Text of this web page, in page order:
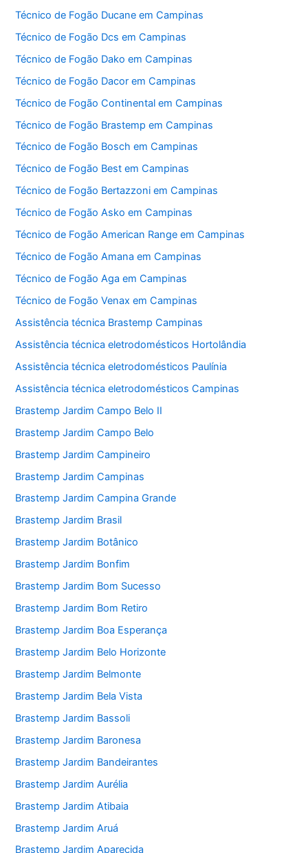
Técnico de Fogão Ducane em Campinas
Técnico de Fogão Dcs em Campinas
Técnico de Fogão Dako em Campinas
Técnico de Fogão Dacor em Campinas
Técnico de Fogão Continental em Campinas
Técnico de Fogão Brastemp em Campinas
Técnico de Fogão Bosch em Campinas
Técnico de Fogão Best em Campinas
Técnico de Fogão Bertazzoni em Campinas
Técnico de Fogão Asko em Campinas
Técnico de Fogão American Range em Campinas
Técnico de Fogão Amana em Campinas
Técnico de Fogão Aga em Campinas
Técnico de Fogão Venax em Campinas
Assistência técnica Brastemp Campinas
Assistência técnica eletrodomésticos Hortolândia
Assistência técnica eletrodomésticos Paulínia
Assistência técnica eletrodomésticos Campinas
Brastemp Jardim Campo Belo II
Brastemp Jardim Campo Belo
Brastemp Jardim Campineiro
Brastemp Jardim Campinas
Brastemp Jardim Campina Grande
Brastemp Jardim Brasil
Brastemp Jardim Botânico
Brastemp Jardim Bonfim
Brastemp Jardim Bom Sucesso
Brastemp Jardim Bom Retiro
Brastemp Jardim Boa Esperança
Brastemp Jardim Belo Horizonte
Brastemp Jardim Belmonte
Brastemp Jardim Bela Vista
Brastemp Jardim Bassoli
Brastemp Jardim Baronesa
Brastemp Jardim Bandeirantes
Brastemp Jardim Aurélia
Brastemp Jardim Atibaia
Brastemp Jardim Aruá
Brastemp Jardim Aparecida